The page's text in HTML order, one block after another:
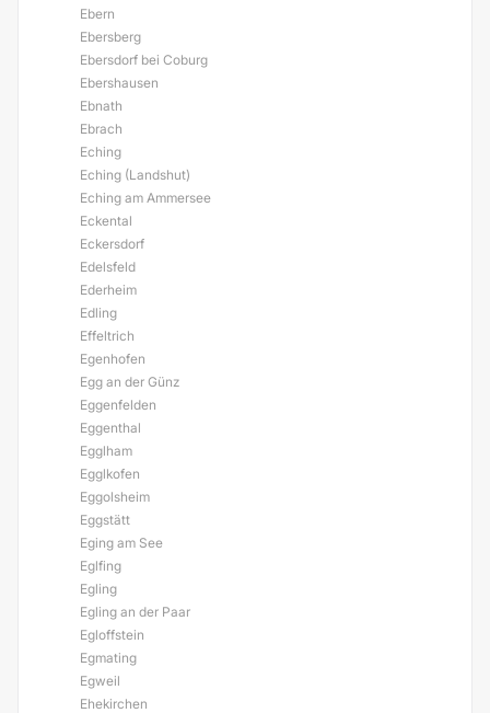
Ebern
Ebersberg
Ebersdorf bei Coburg
Ebershausen
Ebnath
Ebrach
Eching
Eching (Landshut)
Eching am Ammersee
Eckental
Eckersdorf
Edelsfeld
Ederheim
Edling
Effeltrich
Egenhofen
Egg an der Günz
Eggenfelden
Eggenthal
Egglham
Egglkofen
Eggolsheim
Eggstätt
Eging am See
Eglfing
Egling
Egling an der Paar
Egloffstein
Egmating
Egweil
Ehekirchen